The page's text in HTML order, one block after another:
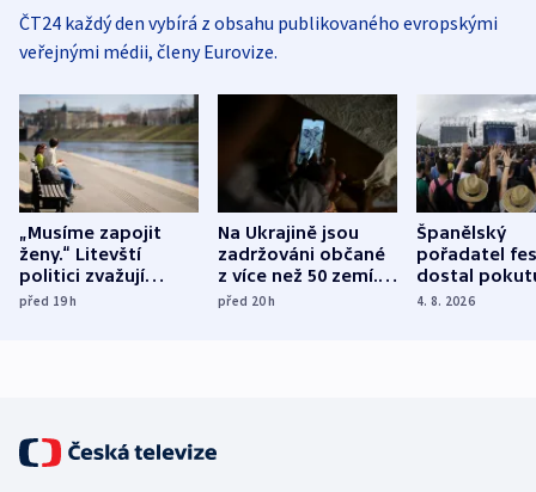
ČT24 každý den vybírá z obsahu publikovaného evropskými
veřejnými médii, členy Eurovize.
„Musíme zapojit
ženy.“ Litevští
politici zvažují
dohodu o
před 19h
Na Ukrajině jsou
zadržováni občané
z více než 50 zemí.
Bojovali na straně
před 20h
Španělský
pořadatel
dostal
nekalé
4. 8. 2026